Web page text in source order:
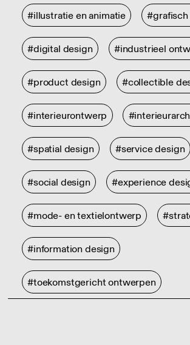
#illustratie en animatie
#digital design #industrieel
#product design #collectible
#interieurontwerp
#spatial design #service design
#social design #experience
#mode- en textielontwerp
#information design
#toekomstgericht ontwerpen